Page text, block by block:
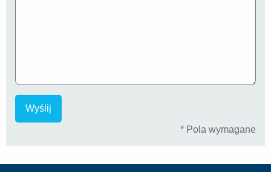
* Pola wymagane